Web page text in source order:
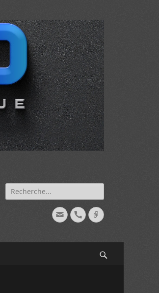
Recherche
de:
CourrielTéléphone
Lien